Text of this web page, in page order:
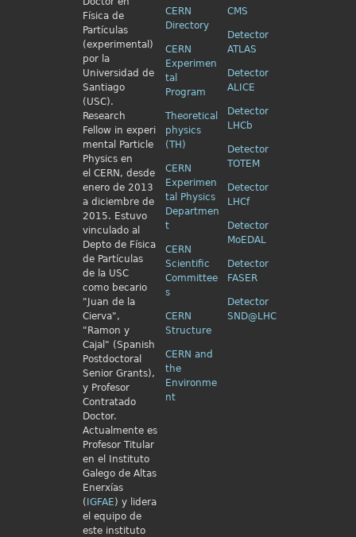
Física de
Partículas
(experimental)
por la
Universidad de
Santiago
(USC).
Research
Fellow in experi
mental Particle
Physics en
el CERN, desde
enero de 2013
a diciembre de
2015. Estuvo
vinculado al
Depto de Física
de Partículas
de la USC
como becario
"Juan de la
Cierva",
"Ramon y
Cajal" (Spanish
Postdoctoral
Senior Grants),
y Profesor
Contratado
Doctor.
Actualmente es
Profesor Titular
en el Instituto
Galego de Altas
Enerxías
( IGFAE) y lidera
el equipo de
este instituto
CERN
Directory
CERN
Experimen
tal
Program
Theoretical
physics
(TH)
CERN
Experimen
tal Physics
Departmen
t
CERN
Scientific
Committee
s
CERN
Structure
CERN and
the
Environme
nt
CMS
Detector
ATLAS
Detector
ALICE
Detector
LHCb
Detector
TOTEM
Detector
LHCf
Detector
MoEDAL
Detector
FASER
Detector
SND@LHC